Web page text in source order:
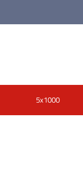
5x1000